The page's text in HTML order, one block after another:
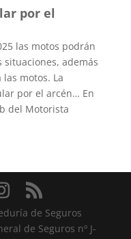
por el
las motos podrán
además
motos. La
por el arcén… En
del Motorista
de Seguros
de Seguros nº J-